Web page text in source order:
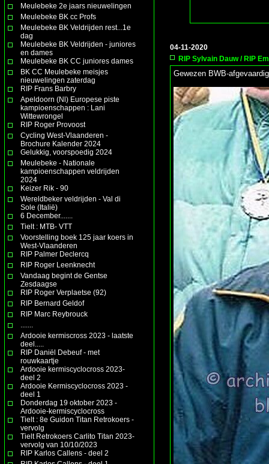
Meulebeke 2e jaars nieuwelingen
Meulebeke BK cc Profs
Meulebeke BK Veldrijden rest...1e
dag
Meulebeke BK Veldrijden - juniores
en dames
Meulebeke BK CC juniores dames
BK CC Meulebeke meisjes
nieuwelingen zaterdag
RIP Frans Barbry
Apeldoorn (Nl) Europese piste
kampioenschappen : Lani
Wittewrongel
RIP Roger Provoost
Cycling West-Vlaanderen -
Brochure Kalender 2024
Gelukkig, voorspoedig 2024
Meulebeke - Nationale
kampioenschappen veldrijden
2024
Keizer Rik - 90
Wereldbeker veldrijden - Val di
Sole (Italië)
6 December.......
Tielt : MTB- VTT
Voorstelling boek 125 jaar koers in
West-Vlaanderen
RIP Palmer Declercq
RIP Roger Leenknecht
Vandaag begint de Gentse
Zesdaagse
RIP Roger Verplaetse (92)
RIP Bernard Geldof
RIP Marc Reybrouck
Ardooie kermiscross 2023 - laatste
deel.....
RIP Daniël Debeuf - met
rouwkaartje
Ardooie kermiscyclocross 2023-
deel 2
Ardooie Kermiscyclocross 2023 -
deel 1
Donderdag 19 oktober 2023 -
Ardooie-kermiscyclocross
Tielt : 8e Guidon Titan Retrokoers -
vervolg
Tielt Retrokoers Carlito Titan 2023-
vervolg van 10/10/2023
RIP Karlos Callens - deel 2
04-11-2020
RIP Sylvain Dauw / RIP
Gewezen BWB-